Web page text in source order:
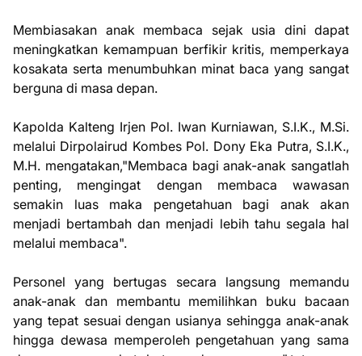
Membiasakan anak membaca sejak usia dini dapat
meningkatkan kemampuan berfikir kritis, memperkaya
kosakata serta menumbuhkan minat baca yang sangat
berguna di masa depan.
Kapolda Kalteng Irjen Pol. Iwan Kurniawan, S.I.K., M.Si.
melalui Dirpolairud Kombes Pol. Dony Eka Putra, S.I.K.,
M.H. mengatakan,"Membaca bagi anak-anak sangatlah
penting, mengingat dengan membaca wawasan
semakin luas maka pengetahuan bagi anak akan
menjadi bertambah dan menjadi lebih tahu segala hal
melalui membaca".
Personel yang bertugas secara langsung memandu
anak-anak dan membantu memilihkan buku bacaan
yang tepat sesuai dengan usianya sehingga anak-anak
hingga dewasa memperoleh pengetahuan yang sama